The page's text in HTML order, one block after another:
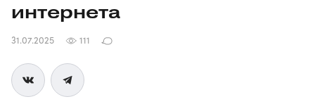
интернета
31.07.2025 111